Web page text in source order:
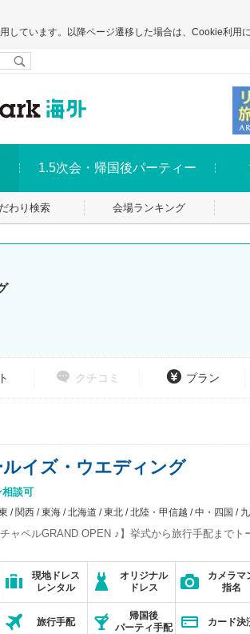
しています。以降ページ遷移した場合は、Cookie利用
1.5次会・帰国後パーティー
わり検索 会場ランキング
クチコミ プラン
ルイズ・ウエディング
相談可
関西 東海 北海道 東北 北陸・甲信越 中・四国
チャペルGRAND OPEN ♪】挙式から旅行手配までト
現地ドレス
レンタル
オリジナル
ドレス
カメラマ
指名
旅行手配
帰国後
パーティ手配
カード決